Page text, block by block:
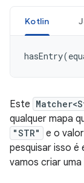
Kotlin
hasEntry(
Este
qualquer mapa
"STR" e o valor
pesquisar isso é
vamos criar uma